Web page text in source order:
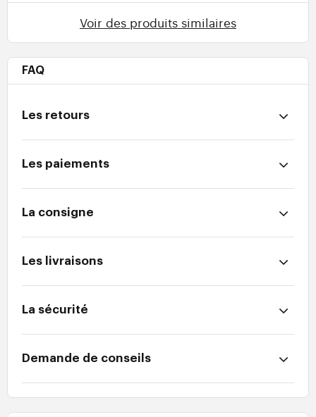
Voir des produits similaires
FAQ
Les retours
Les paiements
La consigne
Les livraisons
La sécurité
Demande de conseils